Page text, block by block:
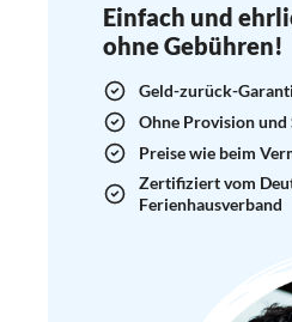
Einfach und
ohne Gebühren!
Geld-zurück-
Ohne Provision und
Preise wie beim
Zertifiziert vom
Ferienhausverband